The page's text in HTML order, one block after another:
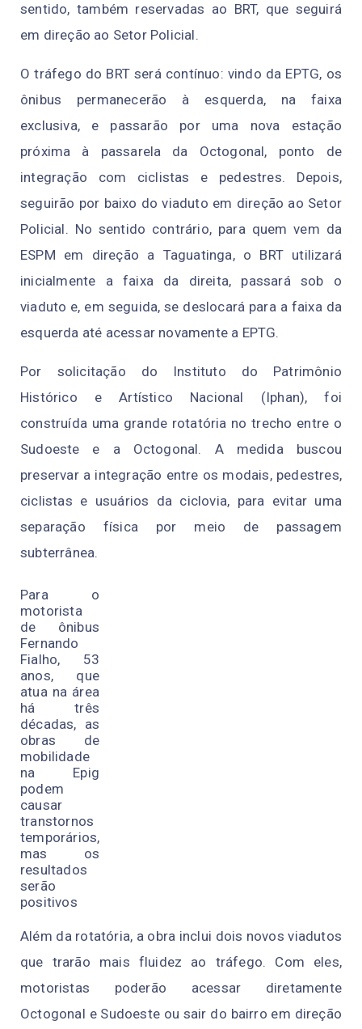
sentido, também reservadas ao BRT, que seguirá
em direção ao Setor Policial.
O tráfego do BRT será contínuo: vindo da EPTG, os
ônibus permanecerão à esquerda, na faixa
exclusiva, e passarão por uma nova estação
próxima à passarela da Octogonal, ponto de
integração com ciclistas e pedestres. Depois,
seguirão por baixo do viaduto em direção ao Setor
Policial. No sentido contrário, para quem vem da
ESPM em direção a Taguatinga, o BRT utilizará
inicialmente a faixa da direita, passará sob o
viaduto e, em seguida, se deslocará para a faixa da
esquerda até acessar novamente a EPTG.
Por solicitação do Instituto do Patrimônio
Histórico e Artístico Nacional (Iphan), foi
construída uma grande rotatória no trecho entre o
Sudoeste e a Octogonal. A medida buscou
preservar a integração entre os modais, pedestres,
ciclistas e usuários da ciclovia, para evitar uma
separação física por meio de passagem
subterrânea.
Para o
motorista
de ônibus
Fernando
Fialho, 53
anos, que
atua na área
há três
décadas, as
obras de
mobilidade
na Epig
podem
causar
transtornos
temporários,
mas os
resultados
serão
positivos
Além da rotatória, a obra inclui dois novos viadutos
que trarão mais fluidez ao tráfego. Com eles,
motoristas poderão acessar diretamente
Octogonal e Sudoeste ou sair do bairro em direção